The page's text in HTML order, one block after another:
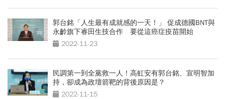
郭台銘「人生最有成就感的一天！」 促成德國BNT與
永齡旗下睿田生技合作 要從這癌症疫苗開始
2022-11-23
民調第一到全黨救一人！高虹安有郭台銘、宣明智加
持，卻成為政壇箭靶的背後原因是？
2022-11-15